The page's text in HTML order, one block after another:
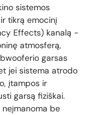
sistemos
tikrą emocinį
Effects) kanalą -
atmosferą,
garsas
jei sistema atrodo
įtampos ir
garsą fiziškai.
be